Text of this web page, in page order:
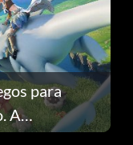
para
A
qué.